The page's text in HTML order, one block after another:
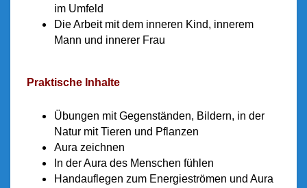
im Umfeld
Die Arbeit mit dem inneren Kind, innerem
Mann und innerer Frau
Praktische Inhalte
Übungen mit Gegenständen, Bildern, in der
Natur mit Tieren und Pflanzen
Aura zeichnen
In der Aura des Menschen fühlen
Handauflegen zum Energieströmen und Aura